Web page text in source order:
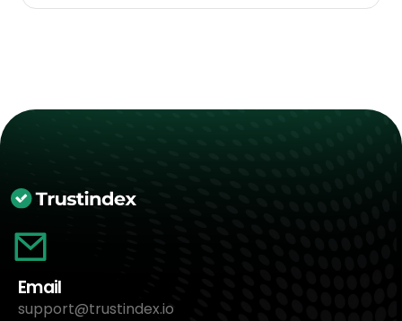
Email
support@trustindex.io